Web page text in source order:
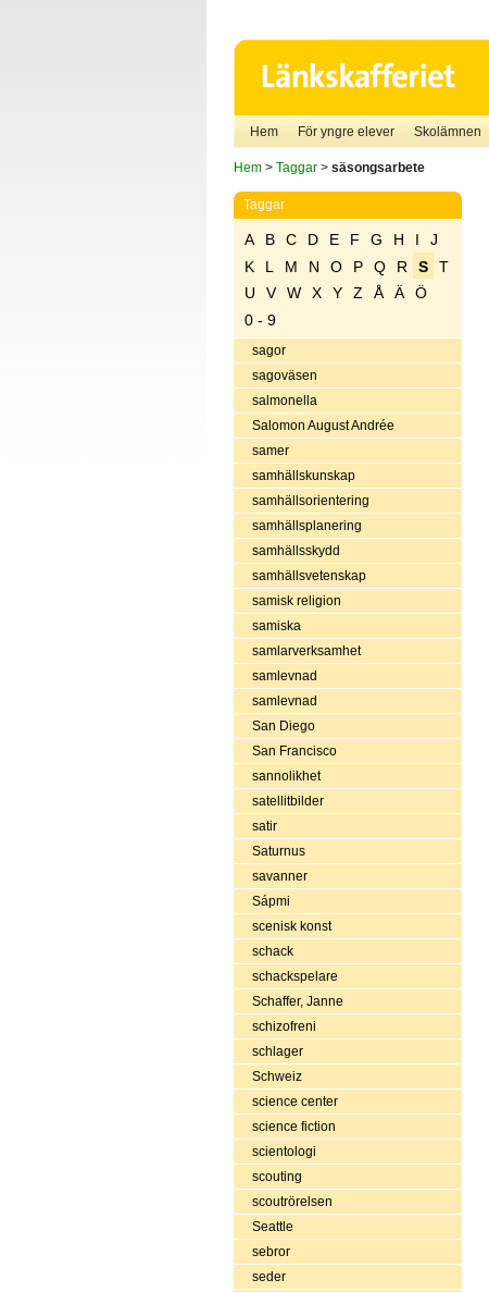
Hem För yngre elever Skolämnen
Hem> Taggar> säsongsarbete
Taggar
A B C D E F G H I
J
K
L M N O P Q R S
T
U
V W X Y Z Å Ä
Ö
0 - 9
sagor
sagoväsen
salmonella
Salomon August Andrée
samer
samhällskunskap
samhällsorientering
samhällsplanering
samhällsskydd
samhällsvetenskap
samisk religion
samiska
samlarverksamhet
samlevnad
samlevnad
San Diego
San Francisco
sannolikhet
satellitbilder
satir
Saturnus
savanner
Sápmi
scenisk konst
schack
schackspelare
Schaffer, Janne
schizofreni
schlager
Schweiz
science center
science fiction
scientologi
scouting
scoutrörelsen
Seattle
sebror
seder